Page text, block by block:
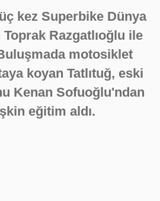
kez Superbike Dünya
Razgatlıoğlu ile
motosiklet
koyan Tatlıtuğ, eski
Kenan Sofuoğlu'ndan
eğitim aldı.